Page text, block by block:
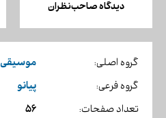
دیدگاه صاحب‌نظران
گروه اصلی: موسیقی
گروه فرعی: پیانو
تعداد صفحات: 56